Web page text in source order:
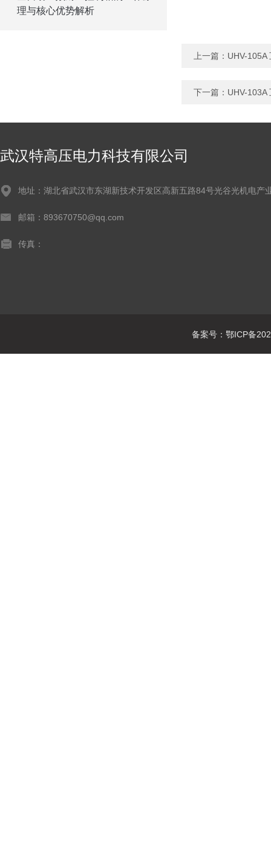
理与核心优势解析
上一篇： UHV-105A
下一篇： UHV-103A
武汉特高压电力科技有限公司
地址：湖北省武汉市东湖新技术开发区高新五路84号光谷光机电产
邮箱：893670750@qq.com
传真：
备案号：鄂ICP备